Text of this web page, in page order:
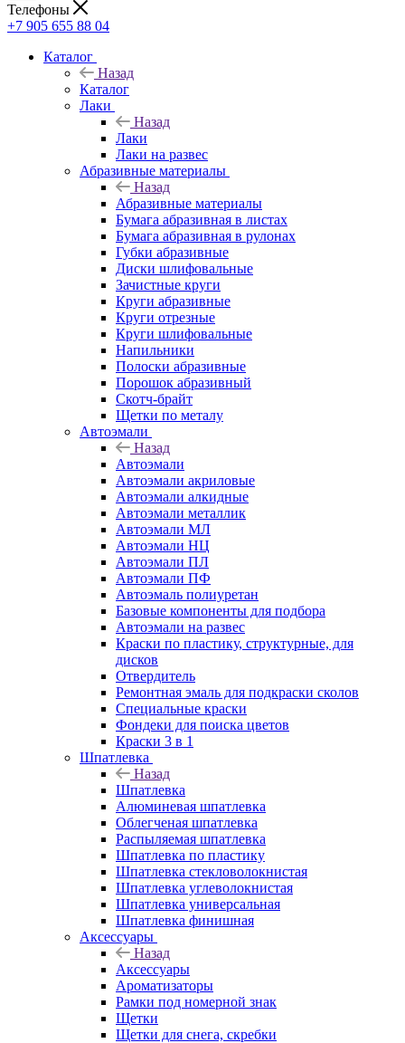
Телефоны
+7 905 655 88 04
Каталог
Назад
Каталог
Лаки
Назад
Лаки
Лаки на развес
Абразивные материалы
Назад
Абразивные материалы
Бумага абразивная в листах
Бумага абразивная в рулонах
Губки абразивные
Диски шлифовальные
Зачистные круги
Круги абразивные
Круги отрезные
Круги шлифовальные
Напильники
Полоски абразивные
Порошок абразивный
Скотч-брайт
Щетки по металу
Автоэмали
Назад
Автоэмали
Автоэмали акриловые
Автоэмали алкидные
Автоэмали металлик
Автоэмали МЛ
Автоэмали НЦ
Автоэмали ПЛ
Автоэмали ПФ
Автоэмаль полиуретан
Базовые компоненты для подбора
Автоэмали на развес
Краски по пластику, структурные, для
дисков
Отвердитель
Ремонтная эмаль для подкраски сколов
Специальные краски
Фондеки для поиска цветов
Краски 3 в 1
Шпатлевка
Назад
Шпатлевка
Алюминевая шпатлевка
Облегченая шпатлевка
Распыляемая шпатлевка
Шпатлевка по пластику
Шпатлевка стекловолокнистая
Шпатлевка углеволокнистая
Шпатлевка универсальная
Шпатлевка финишная
Аксессуары
Назад
Аксессуары
Ароматизаторы
Рамки под номерной знак
Щетки
Щетки для снега, скребки